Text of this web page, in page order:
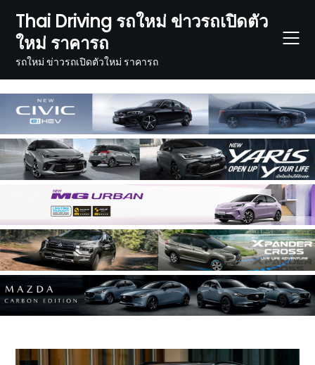
content
Thai Driving รถใหม่ ข่าวรถเปิดตัว
ใหม่ ราคารถ
รถใหม่ ข่าวรถเปิดตัวใหม่ ราคารถ